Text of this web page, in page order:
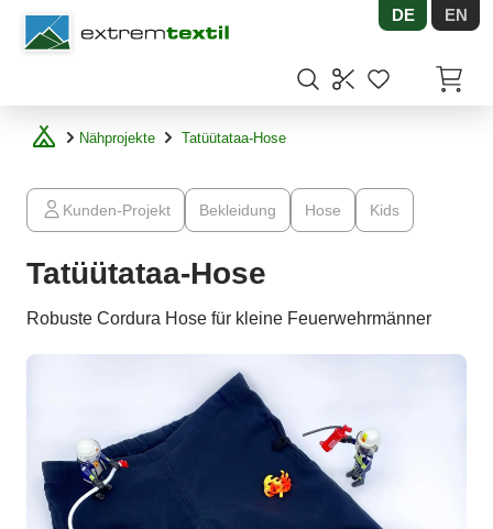
Shopware DE EN
Nähprojekte Tatüütataa-Hose
Kunden-Projekt Bekleidung Hose Kids
Tatüütataa-Hose
Robuste Cordura Hose für kleine Feuerwehrmänner